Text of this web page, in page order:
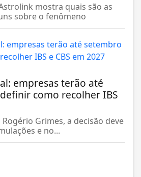
mostra quais são as
sobre o fenômeno
empresas terão até
como recolher IBS
Grimes, a decisão deve
e no...